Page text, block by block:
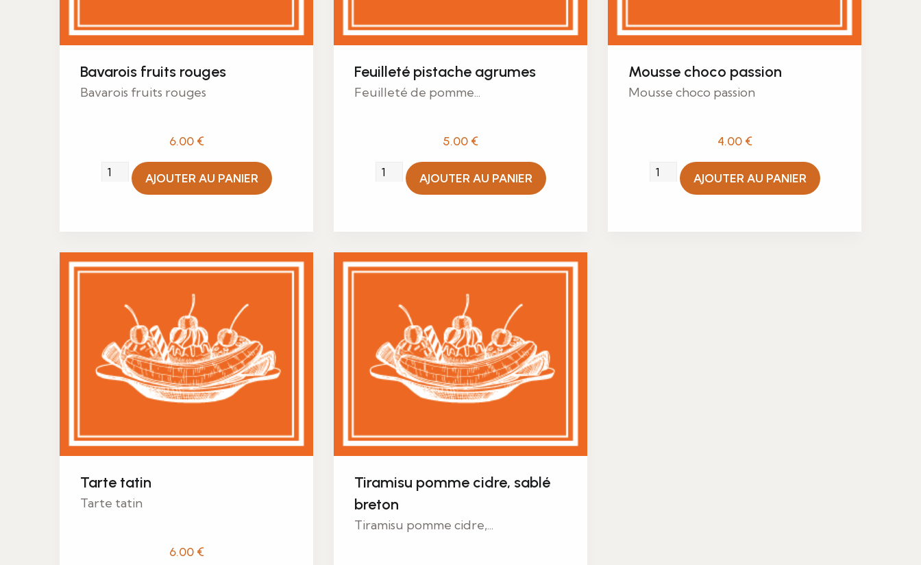
Bavarois fruits rouges
Bavarois fruits rouges
6.00 €
quantitéAJOUTER AU PANIER
Feuilleté pistache agrumes
Feuilleté de pomme...
5.00 €
quantitéAJOUTER AU PANIER
Mousse choco passion
Mousse choco passion
4.00 €
quantitéAJOUTER AU PANIER
Tarte tatin
Tarte tatin
6.00 €
Tiramisu pomme cidre, sablé
breton
Tiramisu pomme cidre,...